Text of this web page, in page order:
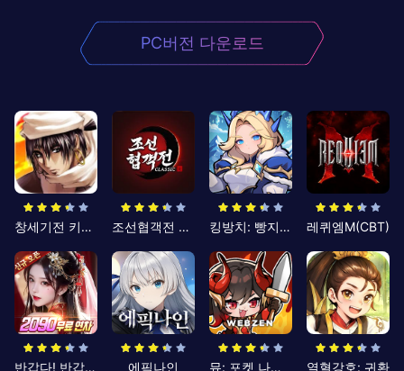
PC버전 다운로드
창세기전 키우기 조선협객전 클래식 킹방치: 빵지의 제왕 레퀴엠M(CBT)
반갑다! 반갑삼국지 에픽나인 뮤: 포켓 나이츠 열혈강호: 귀환